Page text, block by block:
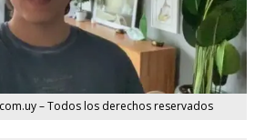
– Todos los derechos reservados